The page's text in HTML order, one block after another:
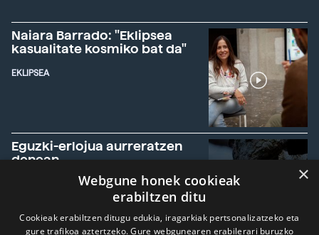
Naiara Barrado: "Eklipsea
kasualitate kosmiko bat da"
EKLIPSEA
Eguzki-erlojua aurreratzen
denean
×
Webgune honek cookieak
erabiltzen ditu
Cookieak erabiltzen ditugu edukia, iragarkiak pertsonalizatzeko eta
gure trafikoa aztertzeko. Gure webgunearen erabilerari buruzko